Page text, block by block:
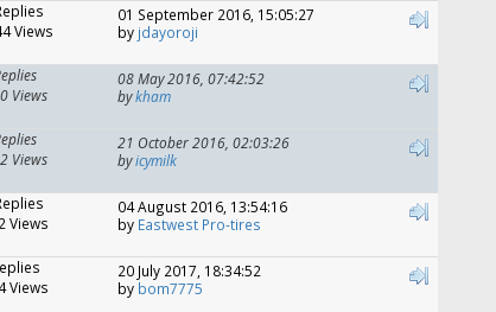
Views
01 September 2016, 15:05:27
by jdayoroji
Views
08 May 2016, 07:42:52
bykham
Views
21 October 2016, 02:03:26
byicymilk
Views
04 August 2016, 13:54:16
by Eastwest Pro-tires
Views
20 July 2017, 18:34:52
by bom7775